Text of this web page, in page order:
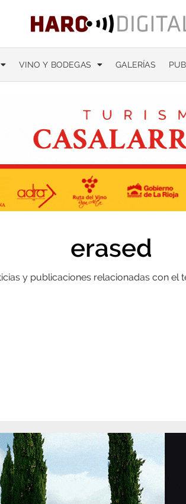
VINO Y BODEGAS GALERÍAS
erased
y publicaciones relacionadas con el